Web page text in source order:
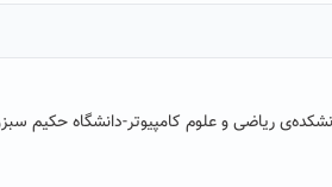
ریاضی و علوم کامپیوتر-دانشگاه حکیم